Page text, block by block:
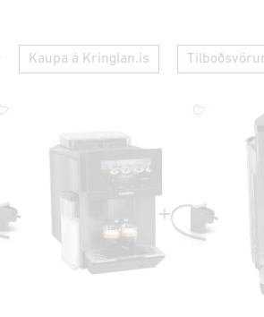
Kaupa á Kringlan.is